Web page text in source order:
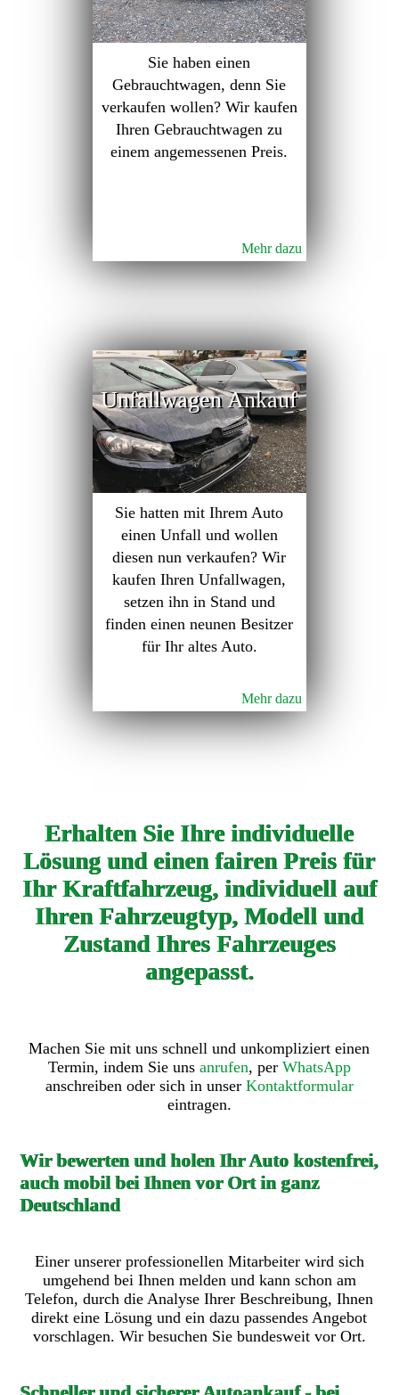
Sie haben einen
Gebrauchtwagen, denn Sie
verkaufen wollen? Wir kaufen
Ihren Gebrauchtwagen zu
einem angemessenen Preis.
Mehr dazu
Unfallwagen Ankauf
Sie hatten mit Ihrem Auto
einen Unfall und wollen
diesen nun verkaufen? Wir
kaufen Ihren Unfallwagen,
setzen ihn in Stand und
finden einen neunen Besitzer
für Ihr altes Auto.
Mehr dazu
Erhalten Sie Ihre individuelle
Lösung und einen fairen Preis für
Ihr Kraftfahrzeug, individuell auf
Ihren Fahrzeugtyp, Modell und
Zustand Ihres Fahrzeuges
angepasst.
Machen Sie mit uns schnell und unkompliziert einen
Termin, indem Sie uns anrufen, per WhatsApp
anschreiben oder sich in unser Kontaktformular
eintragen.
Wir bewerten und holen Ihr Auto kostenfrei,
auch mobil bei Ihnen vor Ort in ganz
Deutschland
Einer unserer professionellen Mitarbeiter wird sich
umgehend bei Ihnen melden und kann schon am
Telefon, durch die Analyse Ihrer Beschreibung, Ihnen
direkt eine Lösung und ein dazu passendes Angebot
vorschlagen. Wir besuchen Sie bundesweit vor Ort.